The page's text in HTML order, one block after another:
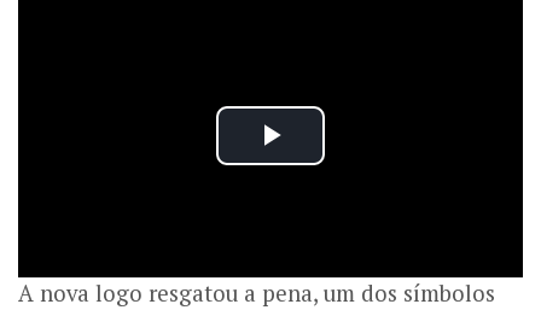
A nova logo resgatou a pena, um dos símbolos